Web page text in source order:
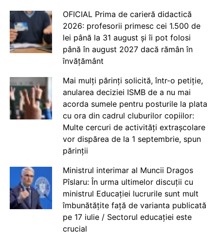
OFICIAL Prima de carieră didactică
2026: profesorii primesc cei 1.500 de
lei până la 31 august și îi pot folosi
până în august 2027 dacă rămân în
învățământ
Mai mulți părinți solicită, într-o petiție,
anularea deciziei ISMB de a nu mai
acorda sumele pentru posturile la plata
cu ora din cadrul cluburilor copiilor:
Multe cercuri de activități extrașcolare
vor dispărea de la 1 septembrie, spun
părinții
Ministrul interimar al Muncii Dragos
Pîslaru: În urma ultimelor discuții cu
ministrul Educației lucrurile sunt mult
îmbunătățite față de varianta publicată
pe 17 iulie / Sectorul educației este
crucial